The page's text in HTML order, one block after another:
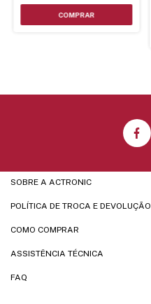
SOBRE A ACTRONIC
POLÍTICA DE TROCA E DEVOLUÇÃO
COMO COMPRAR
ASSISTÊNCIA TÉCNICA
FAQ